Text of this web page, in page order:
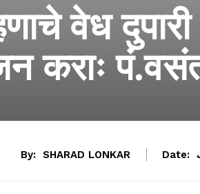
वेध
कराः
By: SHARAD LONKAR Date: